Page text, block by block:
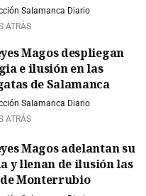
Salamanca Diario
ATRÁS
Magos despliegan
e ilusión en las
de Salamanca
Salamanca Diario
ATRÁS
Magos adelantan su
y llenan de ilusión las
Monterrubio